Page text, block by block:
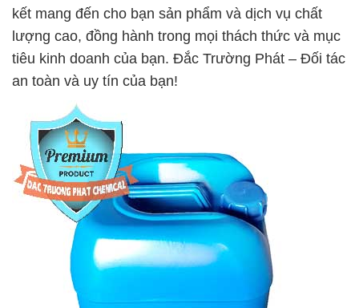
kết mang đến cho bạn sản phẩm và dịch vụ chất
lượng cao, đồng hành trong mọi thách thức và mục
tiêu kinh doanh của bạn. Đắc Trường Phát – Đối tác
an toàn và uy tín của bạn!